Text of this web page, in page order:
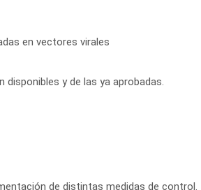
en vectores virales
y de las ya aprobadas.
de distintas medidas de control.